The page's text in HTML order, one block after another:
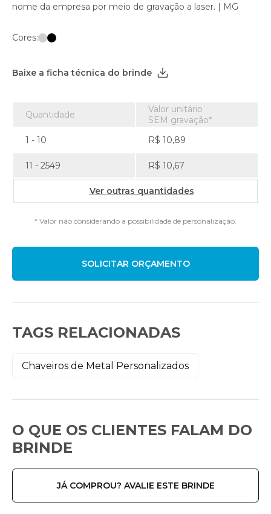
nome da empresa por meio de gravação a laser. | MG
Cores:
Baixe a ficha técnica do brinde
Quantidade
Valor unitário
SEM gravação*
1 - 10
R$ 10,89
11 - 2549 R$ 10,67
Ver outras quantidades
* Valor não considerando a possibilidade de personalização.
TAGS RELACIONADAS
Chaveiros de Metal Personalizados
O QUE OS CLIENTES FALAM DO
BRINDE
JÁ COMPROU? AVALIE ESTE BRINDE